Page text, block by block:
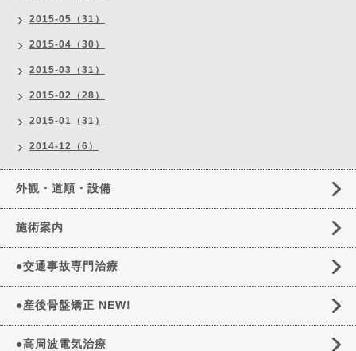
2015-05（31）
2015-04（30）
2015-03（31）
2015-02（28）
2015-01（31）
2014-12（6）
外観・道順・設備
施術案内
●交通事故専門治療
●産後骨盤矯正 NEW!
●高周波電気治療